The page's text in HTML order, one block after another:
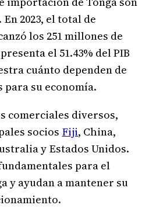
2023, el total de
los 251 millones de
el 51.43% del PIB
cuánto dependen de
su economía.
comerciales diversos,
socios Fiji, China,
y Estados Unidos.
para el
y ayudan a mantener su